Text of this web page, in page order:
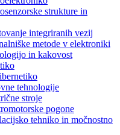
strukture in
integriranih vezij
metode v elektroniki
in kakovost
tehnologije
stroje
pogone
tehniko in močnostno